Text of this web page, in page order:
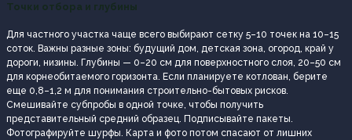
Точки отбора и глубины
Для частного участка чаще всего выбирают сетку 5–10 точек на 10–15
соток. Важны разные зоны: будущий дом, детская зона, огород, край у
дороги, низины. Глубины — 0–20 см для поверхностного слоя, 20–50 см
для корнеобитаемого горизонта. Если планируете котлован, берите
еще 0,8–1,2 м для понимания строительно-бытовых рисков.
Смешивайте субпробы в одной точке, чтобы получить
представительный средний образец. Подписывайте пакеты.
Фотографируйте шурфы. Карта и фото потом спасают от лишних